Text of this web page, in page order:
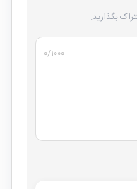
بگذارید.
۰/۱۰۰۰